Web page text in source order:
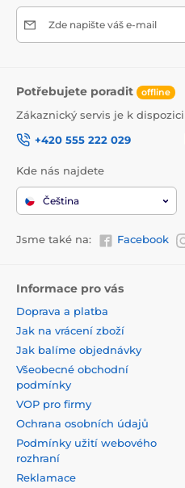
Zde napište váš e-mail
Potřebujete poradit offline
Zákaznický servis je k dispozici
+420 555 222 029
Kde nás najdete
Čeština
Jsme také na: Facebook
Informace pro vás
Doprava a platba
Jak na vrácení zboží
Jak balíme objednávky
Všeobecné obchodní
podmínky
VOP pro firmy
Ochrana osobních údajů
Podmínky užití webového
rozhraní
Reklamace